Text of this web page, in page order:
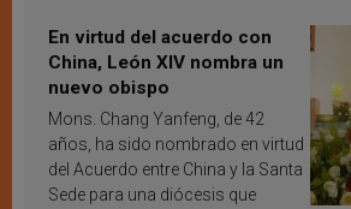
En virtud del acuerdo con
China, León XIV nombra un
nuevo obispo
Mons. Chang Yanfeng, de 42
años, ha sido nombrado en virtud
del Acuerdo entre China y la Santa
Sede para una diócesis que